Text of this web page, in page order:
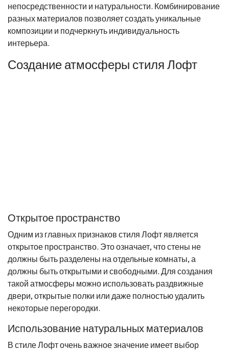
непосредственности и натуральности. Комбинирование
разных материалов позволяет создать уникальные
композиции и подчеркнуть индивидуальность
интерьера.
Создание атмосферы стиля Лофт
Открытое пространство
Одним из главных признаков стиля Лофт является
открытое пространство. Это означает, что стены не
должны быть разделены на отдельные комнаты, а
должны быть открытыми и свободными. Для создания
такой атмосферы можно использовать раздвижные
двери, открытые полки или даже полностью удалить
некоторые перегородки.
Использование натуральных материалов
В стиле Лофт очень важное значение имеет выбор